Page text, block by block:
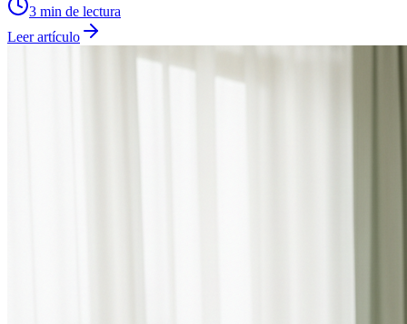
3 min de lectura
Leer artículo